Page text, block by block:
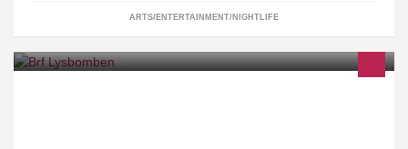
ARTS/ENTERTAINMENT/NIGHTLIFE